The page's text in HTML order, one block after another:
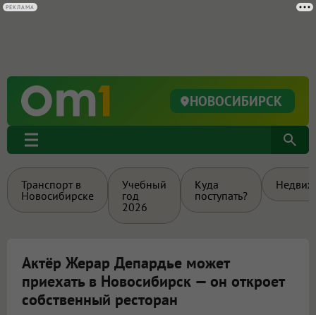
НОВОСИБИРСК
Транспорт в
Новосибирске
Учебный
год
2026
Куда
поступать?
Актёр Жерар Депардье может
приехать в Новосибирск — он откроет
собственный ресторан